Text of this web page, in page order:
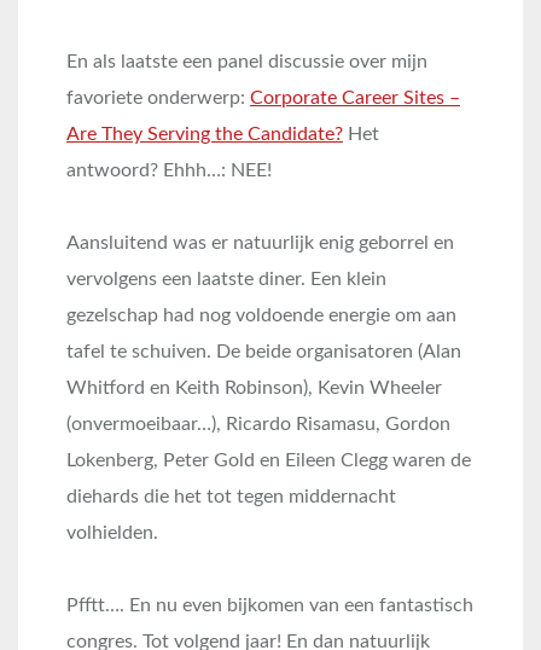
En als laatste een panel discussie over mijn
favoriete onderwerp: Corporate Career Sites –
Are They Serving the Candidate? Het
antwoord? Ehhh…: NEE!
Aansluitend was er natuurlijk enig geborrel en
vervolgens een laatste diner. Een klein
gezelschap had nog voldoende energie om aan
tafel te schuiven. De beide organisatoren (Alan
Whitford en Keith Robinson), Kevin Wheeler
(onvermoeibaar…), Ricardo Risamasu, Gordon
Lokenberg, Peter Gold en Eileen Clegg waren de
diehards die het tot tegen middernacht
volhielden.
Pfftt…. En nu even bijkomen van een fantastisch
congres. Tot volgend jaar! En dan natuurlijk